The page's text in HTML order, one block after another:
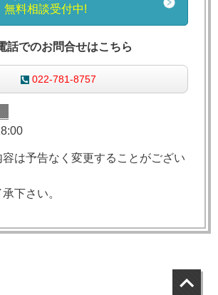
無料相談受付中!
話でのお問合せはこちら
022-781-8757
は予告なく変更することがござい
下さい。